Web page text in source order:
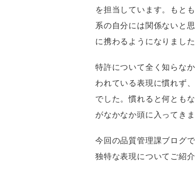
を担当しています。もと
系の自分には関係ないと
に携わるようになりました
特許について全く知らな
われている表現に慣れず
でした。慣れると何とも
がなかなか頭に入ってきま
今回の品質管理課ブログ
独特な表現についてご紹介